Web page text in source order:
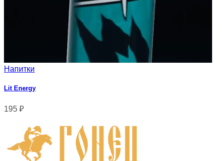
Напитки
Lit Energy
195 ₽